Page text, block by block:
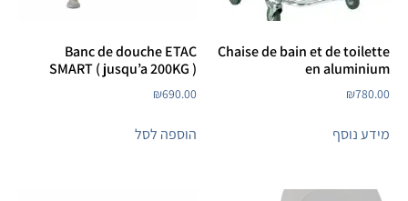
Chaise de bain et de toilette
en aluminium
₪780.00
מידע נוסף
Banc de douche ETAC
SMART ( jusqu’a 200KG )
₪690.00
הוספה לסל